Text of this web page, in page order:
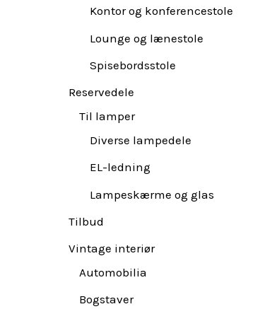
Kontor og konferencestole
Lounge og lænestole
Spisebordsstole
Reservedele
Til lamper
Diverse lampedele
EL-ledning
Lampeskærme og glas
Tilbud
Vintage interiør
Automobilia
Bogstaver